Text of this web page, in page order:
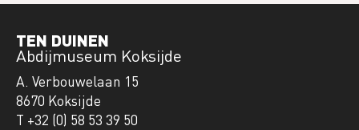
TEN DUINEN
Abdijmuseum Koksijde
A. Verbouwelaan 15
8670 Koksijde
T +32 (0) 58 53 39 50